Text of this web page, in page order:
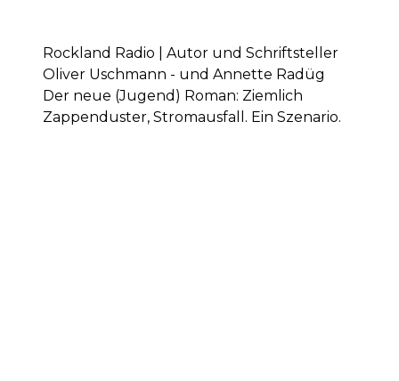
Rockland Radio | Autor und Schriftsteller
Oliver Uschmann - und Annette Radüg
Der neue (Jugend) Roman: Ziemlich
Zappenduster, Stromausfall. Ein Szenario.